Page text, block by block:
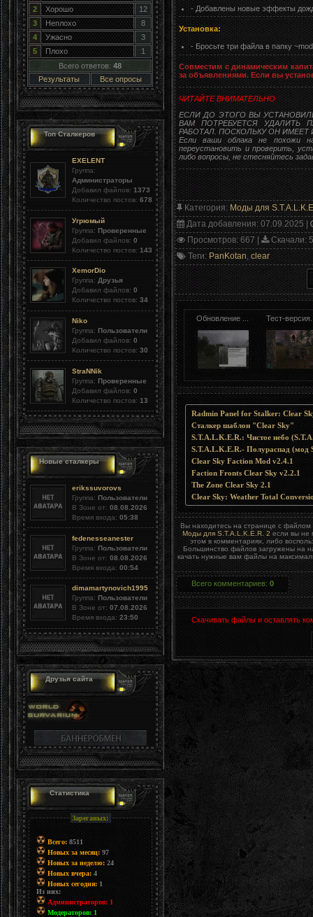
2
Хорошо
12
3
Неплохо
8
4
Ужасно
3
5
Плохо
1
Всего ответов: 48
Результаты
Все опросы
Топ Сталкеров
EXELENT
Группа:
Администраторы
Добавил файлов: 1373
Количество постов: 678
Угрюмый
Группа: Проверенные
Добавил файлов: 0
Количество постов: 143
XemorDio
Группа: Друзья
Добавил файлов: 0
Количество постов: 34
Niko
Группа: Пользователи
Добавил файлов: 0
Количество постов: 30
StraNNik
Группа: Проверенные
Добавил файлов: 0
Количество постов: 13
Новые сталкеры
erikssuvorovs
Группа: Пользователи
В Зоне от: 08.08.2026
Время входа: 05:38
fedenesseanester
Группа: Пользователи
В Зоне от: 08.08.2026
Время входа: 00:54
dimamartynovich1995
Группа: Пользователи
В Зоне от: 07.08.2026
Время входа: 23:50
Друзья сайта
Статистика
Зареганых:
Всего:8511
Новых за месяц:97
Новых за неделю:24
Новых вчера:4
Новых сегодня:1
Из них:
Администраторов: 1
Модераторов: 1
- Добавлены новые эффекты
Установка:
- Бросьте три файла в папку
Совместим с динамическим
за объявлениями. Если вы
ЧИТАЙТЕ ВНИМАТЕЛЬНО
ЕСЛИ ДО ЭТОГО ВЫ
ВАМ ПОТРЕБУЕТСЯ УДАЛИТЬ
РАБОТАЛ. ПОСКОЛЬКУ ОН
Если ваши облака не похожи
переустановить и проверить,
либо вопросы, не стесняйтесь
Категория: Моды для
Дата добавления: 07.09.2025 |
Просмотров: 667 | Скачали:
Теги: PanKotan clear
Обновление ... Тест-
Radmin Panel for Stalker: Clear
Сталкер шаблон "Clear Sky"
S.T.A.L.K.E.R.: Чистое небо
S.T.A.L.K.E.R.- Полураспад (мод
Clear Sky Faction Mod v2.4.1
Faction Fronts Clear Sky v2.2.1
The Zone Clear Sky 2.1
Clear Sky: Weather Total
Вы находитесь на странице с файлом
Моды для S.T.A.L.K.E.R. 2 если вы не
этом в комментариях, либо
Большинство файлов загружены на
качать нужные вам файлы на
Всего комментариев: 0
Скачивать файлы и оставлять